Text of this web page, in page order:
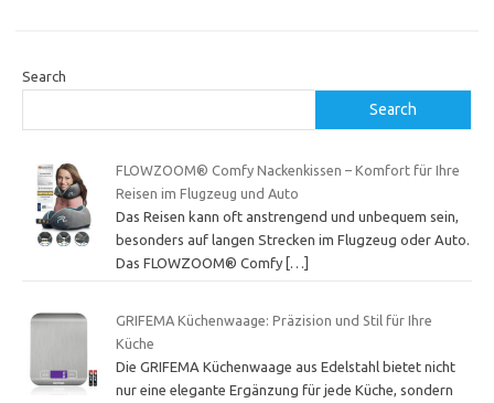
Search
Search
FLOWZOOM® Comfy Nackenkissen – Komfort für Ihre
Reisen im Flugzeug und Auto
Das Reisen kann oft anstrengend und unbequem sein,
besonders auf langen Strecken im Flugzeug oder Auto.
Das FLOWZOOM® Comfy […]
GRIFEMA Küchenwaage: Präzision und Stil für Ihre
Küche
Die GRIFEMA Küchenwaage aus Edelstahl bietet nicht
nur eine elegante Ergänzung für jede Küche, sondern